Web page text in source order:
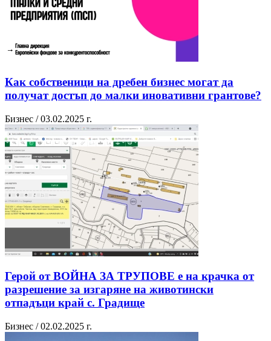
Как собственици на дребен бизнес могат да
получат достъп до малки иновативни грантове?
Бизнес / 03.02.2025 г.
Герой от ВОЙНА ЗА ТРУПОВЕ e на крачка от
разрешение за изгаряне на животински
отпадъци край с. Градище
Бизнес / 02.02.2025 г.